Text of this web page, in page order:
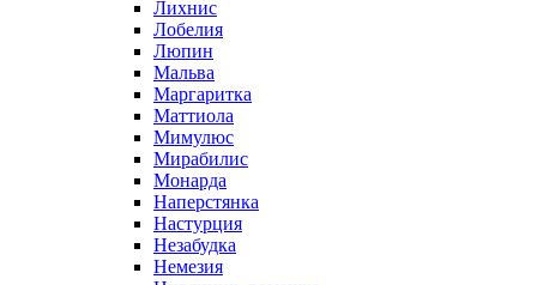
Лихнис
Лобелия
Люпин
Мальва
Маргаритка
Маттиола
Мимулюс
Мирабилис
Монарда
Наперстянка
Настурция
Незабудка
Немезия